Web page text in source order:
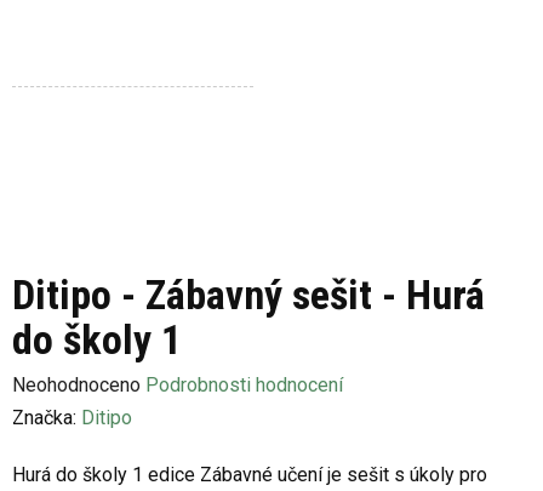
Ditipo - Zábavný sešit - Hurá
do školy 1
Průměrné
hodnocení
je
Neohodnoceno Podrobnosti hodnocení
Značka: Ditipo
Hurá do školy 1 edice Zábavné učení je sešit s úkoly pro